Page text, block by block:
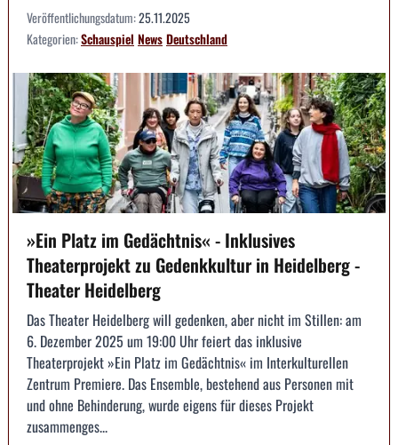
Veröffentlichungsdatum:25.11.2025
Kategorien:Schauspiel NewsDeutschland
»Ein Platz im Gedächtnis« - Inklusives
Theaterprojekt zu Gedenkkultur in Heidelberg -
Theater Heidelberg
Das Theater Heidelberg will gedenken, aber nicht im Stillen: am
6. Dezember 2025 um 19:00 Uhr feiert das inklusive
Theaterprojekt »Ein Platz im Gedächtnis« im Interkulturellen
Zentrum Premiere. Das Ensemble, bestehend aus Personen mit
und ohne Behinderung, wurde eigens für dieses Projekt
zusammenges...